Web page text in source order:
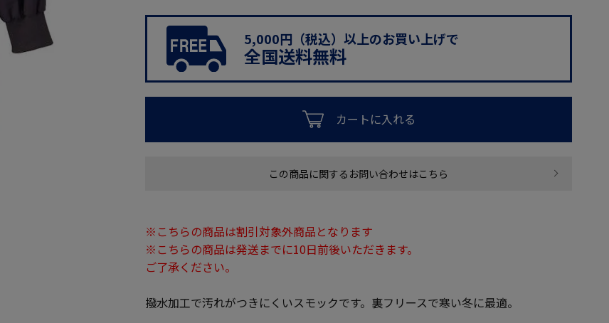
5,000円（税込）以上のお買い上げで
全国送料無料
カートに入れる
この商品に関するお問い合わせはこちら
※こちらの商品は割引対象外商品となります
※こちらの商品は発送までに10日前後いただきます。
ご了承ください。
撥水加工で汚れがつきにくいスモックです。裏フリースで寒い冬に最適。